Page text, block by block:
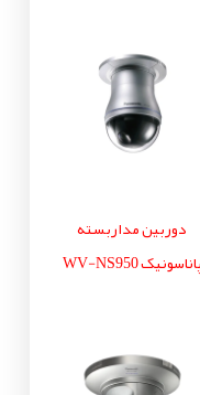
دوربین مداربسته
پاناسونیک WV-NS950